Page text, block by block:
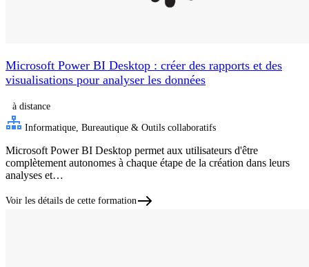
Microsoft Power BI Desktop : créer des rapports et des
visualisations pour analyser les données
à distance
Informatique, Bureautique & Outils collaboratifs
Microsoft Power BI Desktop permet aux utilisateurs d'être
complètement autonomes à chaque étape de la création dans leurs
analyses et…
Voir les détails de cette formation